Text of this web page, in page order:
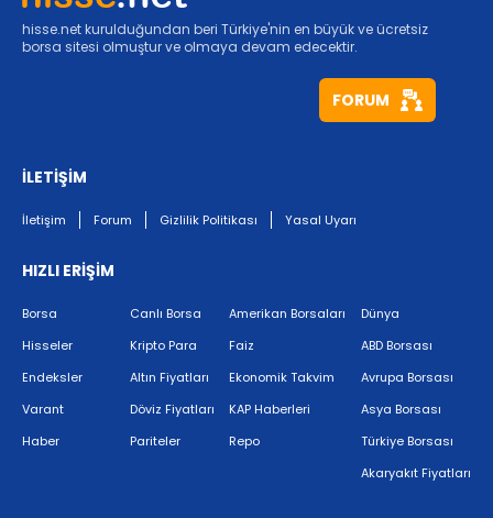
hisse.net kurulduğundan beri Türkiye'nin en büyük ve ücretsiz
borsa sitesi olmuştur ve olmaya devam edecektir.
FORUM
İLETİŞİM
İletişim Forum Gizlilik Politikası Yasal Uyarı
HIZLI ERİŞİM
Borsa
Hisseler
Endeksler
Varant
Haber
Canlı Borsa
Kripto Para
Altın Fiyatları
Döviz Fiyatları
Pariteler
Amerikan Borsaları
Faiz
Ekonomik Takvim
KAP Haberleri
Repo
Dünya
ABD Borsası
Avrupa Borsası
Asya Borsası
Türkiye Borsası
Akaryakıt Fiyatları